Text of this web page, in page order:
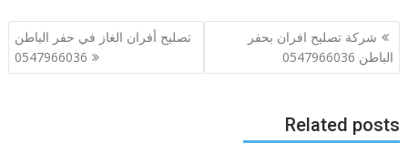
تصفّح
المقالات
شركة تصليح افران بحفر
الباطن 0547966036
تصليح أفران الغاز في حفر الباطن
0547966036
Related posts